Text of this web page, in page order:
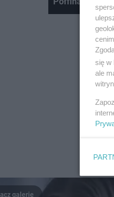
się w
ale